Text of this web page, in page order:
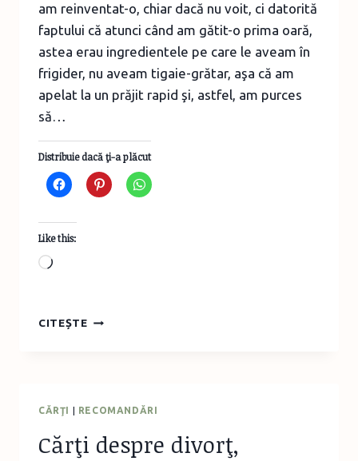
am reinventat-o, chiar dacă nu voit, ci datorită
faptului că atunci când am gătit-o prima oară,
astea erau ingredientele pe care le aveam în
frigider, nu aveam tigaie-grătar, aşa că am
apelat la un prăjit rapid şi, astfel, am purces
să…
Distribuie dacă ţi-a plăcut
Like this:
Loading…
CITEȘTESARAMURĂ
CĂRŢI RECOMANDĂRI
Cărţi despre divorţ,